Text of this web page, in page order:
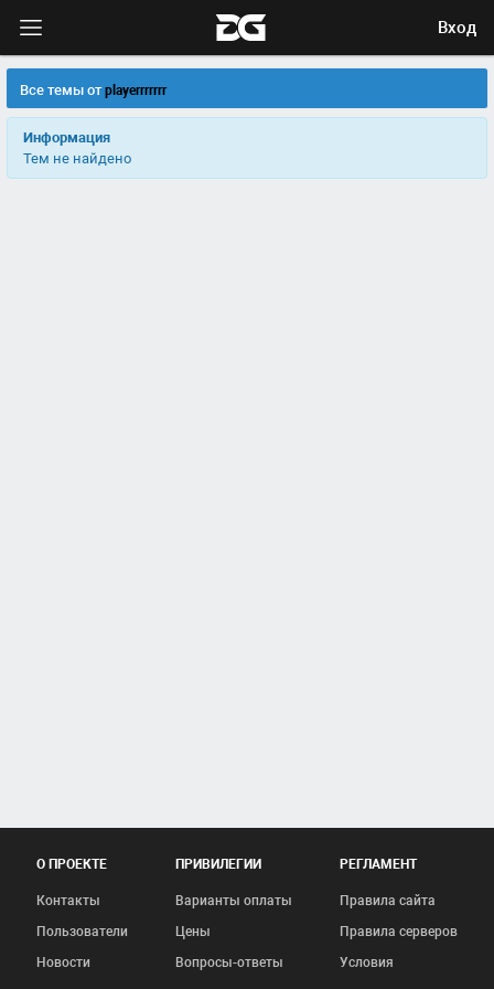
Вход
Все темы отplayerrrrrrr
Информация
Тем не найдено
О ПРОЕКТЕ
Контакты
Пользователи
Новости
ПРИВИЛЕГИИ
Варианты оплаты
Цены
Вопросы-ответы
РЕГЛАМЕНТ
Правила сайта
Правила серверов
Условия